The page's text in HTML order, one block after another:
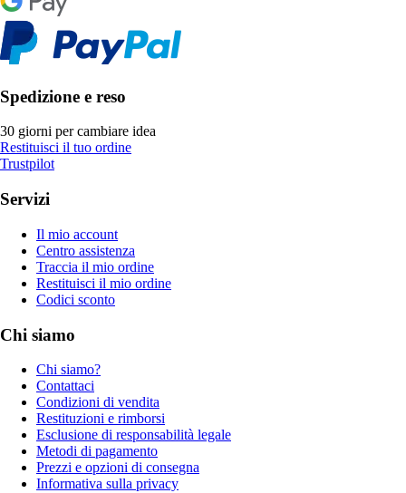
Spedizione e reso
30 giorni per cambiare idea
Restituisci il tuo ordine
Trustpilot
Servizi
Il mio account
Centro assistenza
Traccia il mio ordine
Restituisci il mio ordine
Codici sconto
Chi siamo
Chi siamo?
Contattaci
Condizioni di vendita
Restituzioni e rimborsi
Esclusione di responsabilità legale
Metodi di pagamento
Prezzi e opzioni di consegna
Informativa sulla privacy